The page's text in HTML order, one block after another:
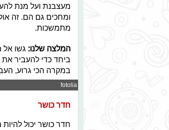
מעצבנת ועל מנת
ומחכים גם הם. זה
מתמשכות.
המלצה שלנו: גשו אל
ביחד כדי להעביר את
במקרה הכי גרוע,
חדר כושר
חדר כושר יכול